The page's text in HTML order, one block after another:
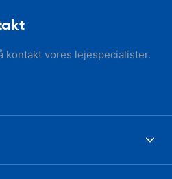
kontakt vores lejespecialister.